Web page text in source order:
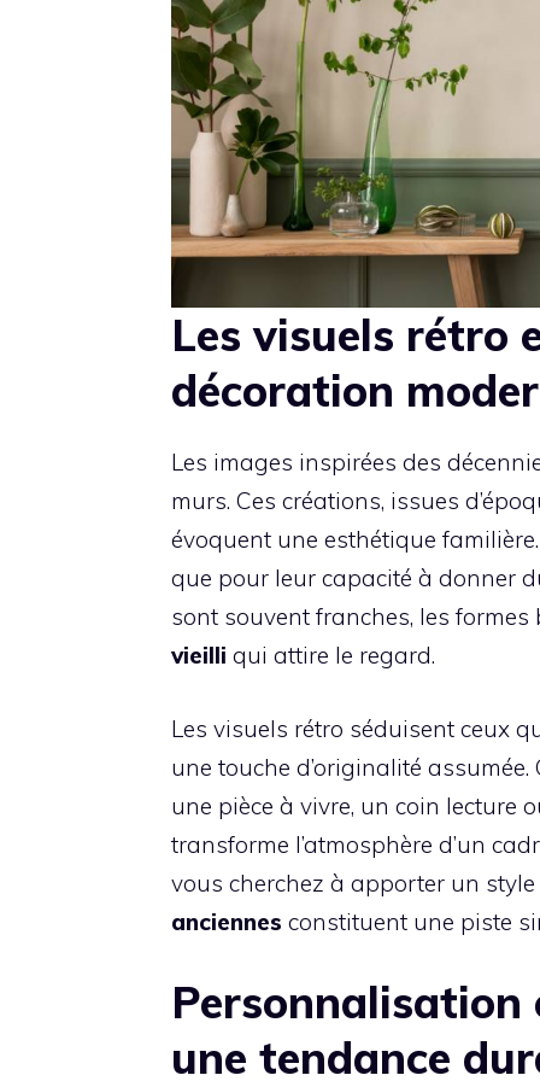
Les visuels rétro
décoration
Les images inspirées des
murs. Ces créations, issues
évoquent une esthétique
que pour leur capacité à donner
sont souvent franches, les formes
vieilli qui attire le regard.
Les visuels rétro séduisent ceux
une touche d’originalité
une pièce à vivre, un coin lecture
transforme l’atmosphère d’un
vous cherchez à apporter un
anciennes constituent une piste
Personnalisation
une tendance